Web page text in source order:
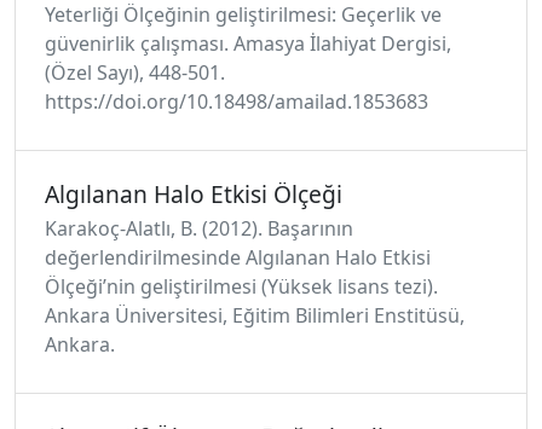
Yeterliği Ölçeğinin geliştirilmesi: Geçerlik ve
güvenirlik çalışması. Amasya İlahiyat Dergisi,
(Özel Sayı), 448-501.
https://doi.org/10.18498/amailad.1853683
Algılanan Halo Etkisi Ölçeği
Karakoç-Alatlı, B. (2012). Başarının
değerlendirilmesinde Algılanan Halo Etkisi
Ölçeği’nin geliştirilmesi (Yüksek lisans tezi).
Ankara Üniversitesi, Eğitim Bilimleri Enstitüsü,
Ankara.